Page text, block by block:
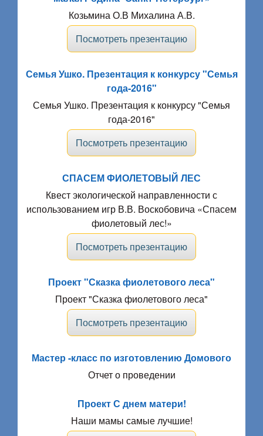
Козьмина О.В Михалина А.В.
Посмотреть презентацию
Семья Ушко. Презентация к конкурсу "Семья
года-2016"
Семья Ушко. Презентация к конкурсу "Семья
года-2016"
Посмотреть презентацию
СПАСЕМ ФИОЛЕТОВЫЙ ЛЕС
Квест экологической направленности с
использованием игр В.В. Воскобовича «Спасем
фиолетовый лес!»
Посмотреть презентацию
Проект "Сказка фиолетового леса"
Проект "Сказка фиолетового леса"
Посмотреть презентацию
Мастер -класс по изготовлению Домового
Отчет о проведении
Проект С днем матери!
Наши мамы самые лучшие!